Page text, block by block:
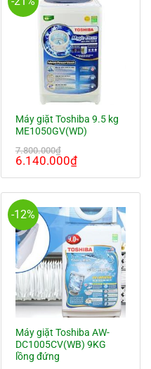
Máy giặt Toshiba 9.5 kg
ME1050GV(WD)
7.800.000₫
Giá
7.800.000₫.
6.140.000₫Giá
6.140.000₫.
-12%
Máy giặt Toshiba AW-
DC1005CV(WB) 9KG
lồng đứng